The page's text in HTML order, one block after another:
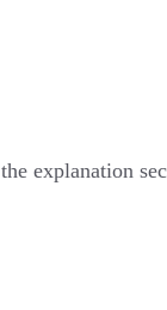
explanation